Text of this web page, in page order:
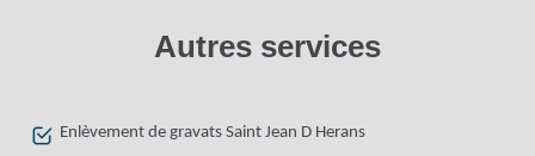
Autres services
Enlèvement de gravats Saint Jean D Herans